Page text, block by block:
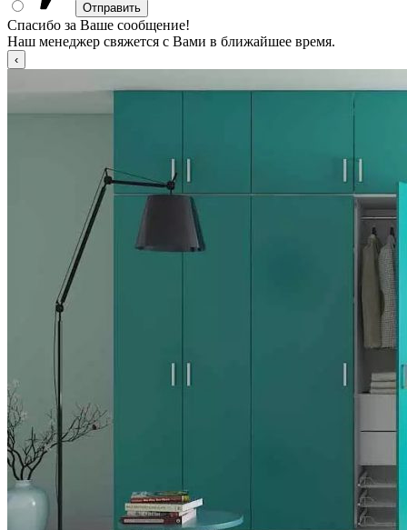
Спасибо за Ваше сообщение!
Наш менеджер свяжется с Вами в ближайшее время.